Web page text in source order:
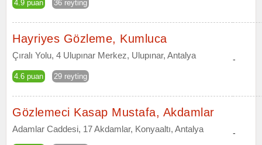
4.9 puan 36 reyting
Hayriyes Gözleme, Kumluca
Çıralı Yolu, 4 Ulupınar Merkez, Ulupınar, Antalya
4.6 puan 29 reyting
-
Gözlemeci Kasap Mustafa, Akdamlar
Adamlar Caddesi, 17 Akdamlar, Konyaaltı, Antalya -